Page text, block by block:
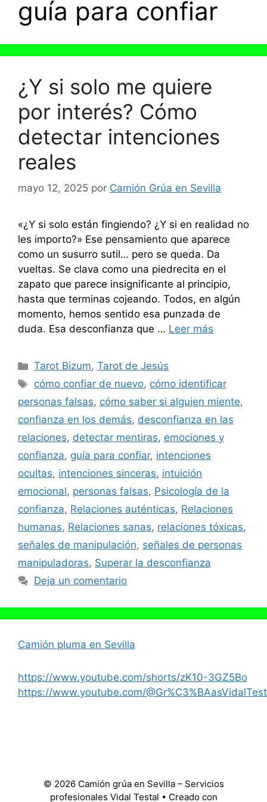
guía para confiar
¿Y si solo me quiere
por interés? Cómo
detectar intenciones
reales
mayo 12, 2025 por Camión Grúa en Sevilla
«¿Y si solo están fingiendo? ¿Y si en realidad no
les importo?» Ese pensamiento que aparece
como un susurro sutil… pero se queda. Da
vueltas. Se clava como una piedrecita en el
zapato que parece insignificante al principio,
hasta que terminas cojeando. Todos, en algún
momento, hemos sentido esa punzada de
duda. Esa desconfianza que … Leer más
Categorías
Tarot Bizum,Tarot de Jesús
Etiquetas
cómo confiar de nuevo, cómo identificar
personas falsas, cómo saber si alguien miente,
confianza en los demás, desconfianza en las
relaciones, detectar mentiras, emociones y
confianza, guía para confiar, intenciones
ocultas, intenciones sinceras, intuición
emocional, personas falsas, Psicología de la
confianza, Relaciones auténticas, Relaciones
humanas, Relaciones sanas, relaciones tóxicas,
señales de manipulación, señales de personas
manipuladoras, Superar la desconfianza
Deja un comentario
Camión pluma en Sevilla
https://www.youtube.com/shorts/zK10-3GZ5Bo
https://www.youtube.com/
© 2026 Camión grúa en Sevilla – Servicios
profesionales Vidal Testal • Creado con